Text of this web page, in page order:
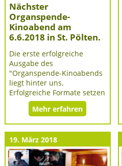
Nächster
Organspende-
Kinoabend am
6.6.2018 in St. Pölten.
Die erste erfolgreiche
Ausgabe des
"Organspende-Kinoabends
liegt hinter uns.
Erfolgreiche Formate setzen
Mehr erfahren
19. März 2018